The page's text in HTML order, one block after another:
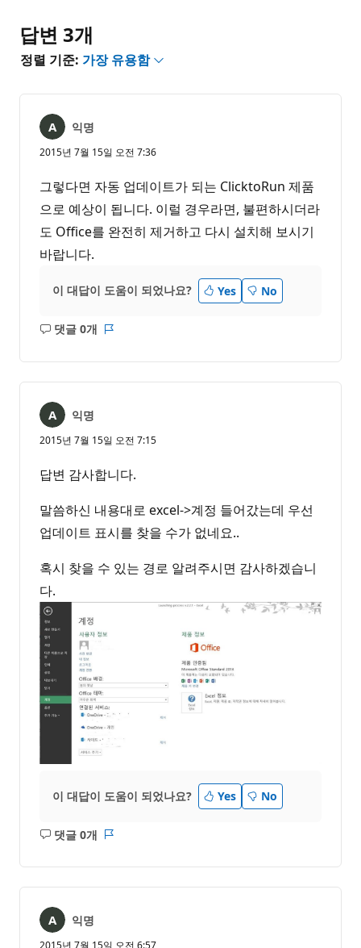
음
답변 3개
정렬 기준: 가장 유용함
익명
2015년 7월 15일 오전 7:36
그렇다면 자동 업데이트가 되는 ClicktoRun 제품
으로 예상이 됩니다. 이럴 경우라면, 불편하시더라
도 Office를 완전히 제거하고 다시 설치해 보시기
바랍니다.
이 대답이 도움이 되었나요? Yes No
댓글 0개
설
음
익명
2015년 7월 15일 오전 7:15
답변 감사합니다.
말씀하신 내용대로 excel->계정 들어갔는데 우선
업데이트 표시를 찾을 수가 없네요..
혹시 찾을 수 있는 경로 알려주시면 감사하겠습니
다.
이 대답이 도움이 되었나요? Yes No
댓글 0개
설
음
익명